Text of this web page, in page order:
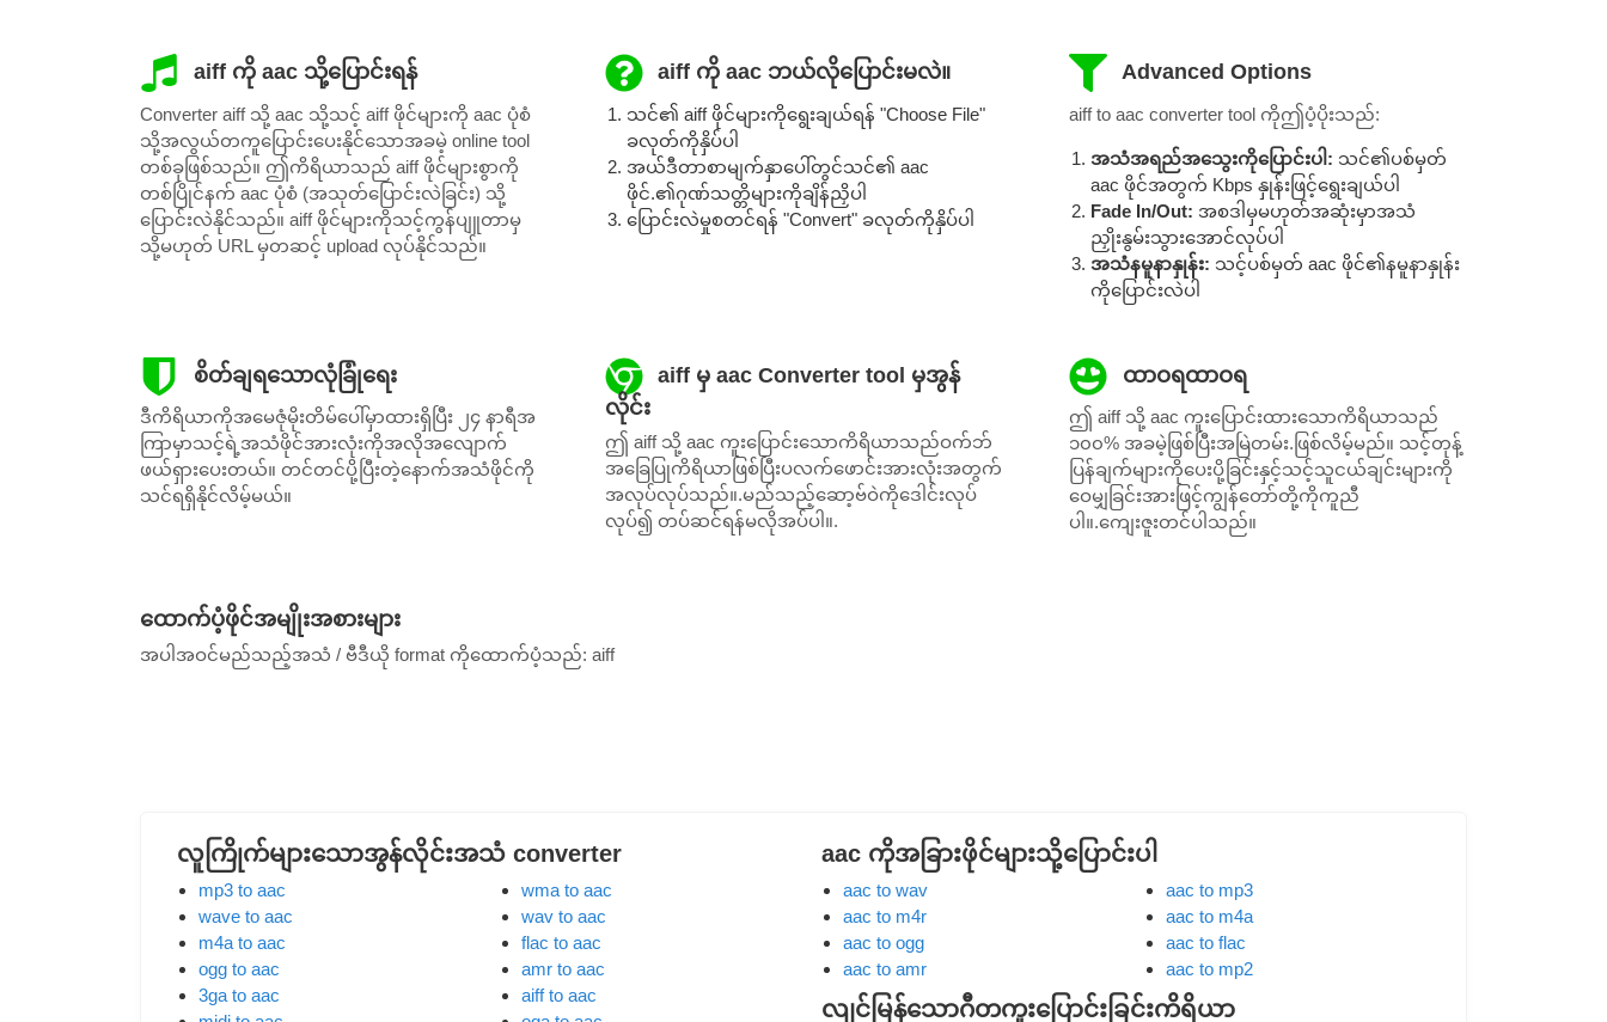
aiff ကို aac သို့ပြောင်းရန်
Converter aiff သို့ aac သို့သင့် aiff ဖိုင်များကို aac ပုံစံ
သို့အလွယ်တကူပြောင်းပေးနိုင်သောအခမဲ့ online tool
တစ်ခုဖြစ်သည်။ ဤကိရိယာသည် aiff ဖိုင်များစွာကို
တစ်ပြိုင်နက် aac ပုံစံ (အသုတ်ပြောင်းလဲခြင်း) သို့
ပြောင်းလဲနိုင်သည်။ aiff ဖိုင်များကိုသင့်ကွန်ပျူတာမှ
သို့မဟုတ် URL မှတဆင့် upload လုပ်နိုင်သည်။
aiff ကို aac ဘယ်လိုပြောင်းမလဲ။
သင်၏ aiff ဖိုင်များကိုရွေးချယ်ရန် "Choose File"
ခလုတ်ကိုနှိပ်ပါ
အယ်ဒီတာစာမျက်နှာပေါ်တွင်သင်၏ aac
ဖိုင်.၏ဂုဏ်သတ္တိများကိုချိန်ညှိပါ
ပြောင်းလဲမှုစတင်ရန် "Convert" ခလုတ်ကိုနှိပ်ပါ
Advanced Options
aiff to aac converter tool ကိုဤပံ့ပိုးသည်:
အသံအရည်အသွေးကိုပြောင်းပါ: သင်၏ပစ်မှတ်
aac ဖိုင်အတွက် Kbps နှုန်းဖြင့်ရွေးချယ်ပါ
Fade In/Out: အစဒါမှမဟုတ်အဆုံးမှာအသံ
ညှိုးနွမ်းသွားအောင်လုပ်ပါ
အသံနမူနာနှုန်း: သင့်ပစ်မှတ် aac ဖိုင်၏နမူနာနှုန်း
ကိုပြောင်းလဲပါ
စိတ်ချရသောလုံခြုံရေး
ဒီကိရိယာကိုအမေဇုံမိုးတိမ်ပေါ်မှာထားရှိပြီး ၂၄ နာရီအ
ကြာမှာသင့်ရဲ့အသံဖိုင်အားလုံးကိုအလိုအလျောက်
ဖယ်ရှားပေးတယ်။ တင်တင်ပို့ပြီးတဲ့နောက်အသံဖိုင်ကို
သင်ရရှိနိုင်လိမ့်မယ်။
aiff မှ aac Converter tool မှအွန်
လိုင်း
ဤ aiff သို့ aac ကူးပြောင်းသောကိရိယာသည်ဝက်ဘ်
အခြေပြုကိရိယာဖြစ်ပြီးပလက်ဖောင်းအားလုံးအတွက်
အလုပ်လုပ်သည်။.မည်သည့်ဆော့ဗ်ဝဲကိုဒေါင်းလုပ်
လုပ်၍ တပ်ဆင်ရန်မလိုအပ်ပါ။.
ထာဝရထာဝရ
ဤ aiff သို့ aac ကူးပြောင်းထားသောကိရိယာသည်
၁၀၀% အခမဲ့ဖြစ်ပြီးအမြဲတမ်း.ဖြစ်လိမ့်မည်။ သင့်တုန့်
ပြန်ချက်များကိုပေးပို့ခြင်းနှင့်သင့်သူငယ်ချင်းများကို
ဝေမျှခြင်းအားဖြင့်ကျွန်တော်တို့ကိုကူညီ
ပါ။.ကျေးဇူးတင်ပါသည်။
ထောက်ပံ့ဖိုင်အမျိုးအစားများ
အပါအဝင်မည်သည့်အသံ / ဗီဒီယို format ကိုထောက်ပံ့သည်: aiff
လူကြိုက်များသောအွန်လိုင်းအသံ converter
mp3 to aac
wave to aac
m4a to aac
ogg to aac
3ga to aac
wma to aac
wav to aac
flac to aac
amr to aac
aiff to aac
aac ကိုအခြားဖိုင်များသို့ပြောင်းပါ
aac to wav
aac to m4r
aac to ogg
aac to amr
aac to mp3
aac to m4a
aac to flac
aac to mp2
လျင်မြန်သောဂီတကူးပြောင်းခြင်းကိရိယာ